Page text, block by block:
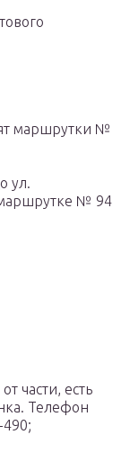
маршрутки №
ул.
маршрутке № 94
части, есть
Телефон